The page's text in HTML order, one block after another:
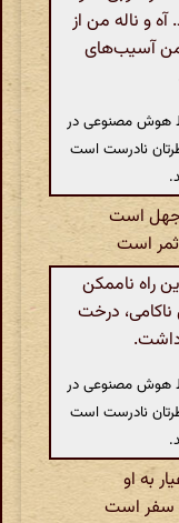
و ناله من از
من آسیب‌های
هوش مصنوعی در
نادرست است
جهل است
است
راه ناممکن
درخت
هوش مصنوعی در
نادرست است
به او
سفر است